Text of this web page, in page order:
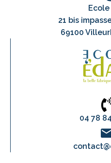
Ecole
21 bis
69100
04 78